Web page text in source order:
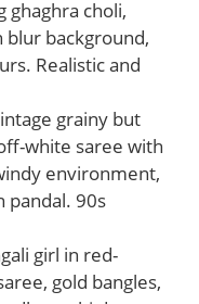
ghaghra choli,
blur background,
Realistic and
grainy but
white saree with
environment,
pandal. 90s
girl in red-
gold bangles,